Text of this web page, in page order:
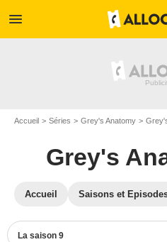
menu
Accueil Séries Grey's Anatomy
Grey's
Accueil Saisons et
La saison 9